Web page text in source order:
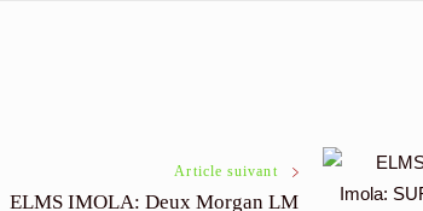
Article suivant
ELMS IMOLA: Deux Morgan LM